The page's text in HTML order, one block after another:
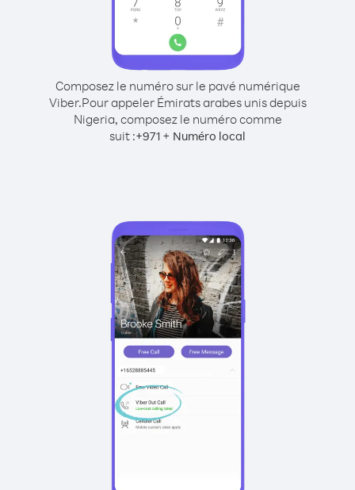
Composez le numéro sur le pavé numérique
Viber.Pour appeler Émirats arabes unis depuis
Nigeria, composez le numéro comme
suit :+971 + Numéro local